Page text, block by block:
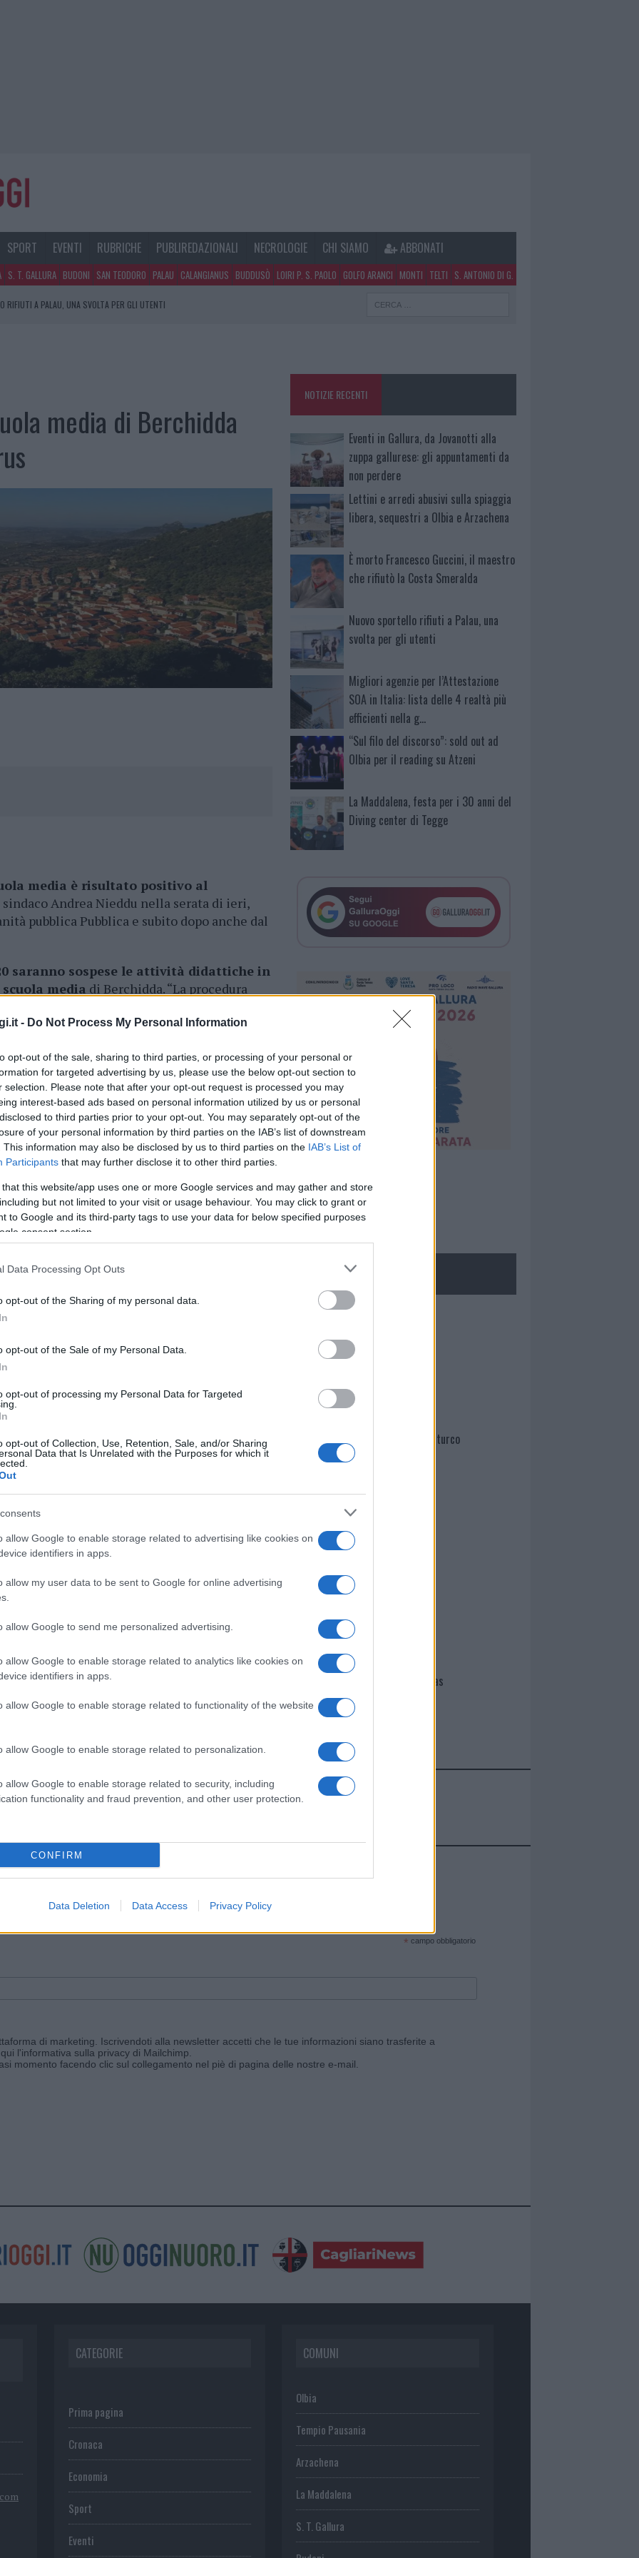
- Do Not Process My Personal Information
opt-out of the sale, sharing to third parties, or processing of your personal or
for targeted advertising by us, please use the below opt-out section to
selection. Please note that after your opt-out request is processed you may
interest-based ads based on personal information utilized by us or personal
to third parties prior to your opt-out. You may separately opt-out of the
of your personal information by third parties on the IAB’s list of downstream
This information may also be disclosed by us to third parties on the IAB’s List of
Participants that may further disclose it to other third parties.
that this website/app uses one or more Google services and may gather and store
but not limited to your visit or usage behaviour. You may click to grant or
to Google and its third-party tags to use your data for below specified purposes
consent section.
Data Processing Opt Outs
opt-out of the Sharing of my personal data.
opt-out of the Sale of my Personal Data.
opt-out of processing my Personal Data for Targeted
opt-out of Collection, Use, Retention, Sale, and/or Sharing
Data that Is Unrelated with the Purposes for which it
allow Google to enable storage related to advertising like cookies on
identifiers in apps.
allow my user data to be sent to Google for online advertising
allow Google to send me personalized advertising.
allow Google to enable storage related to analytics like cookies on
identifiers in apps.
allow Google to enable storage related to functionality of the website
allow Google to enable storage related to personalization.
allow Google to enable storage related to security, including
functionality and fraud prevention, and other user protection.
CONFIRM
Data Deletion Data Access Privacy Policy
SPORT EVENTI RUBRICHE PUBLIREDAZIONALI NECROLOGIE CHI SIAMO ABBONATI
S. T. GALLURA BUDONI SAN TEODORO PALAU CALANGIANUS BUDDUSÒ LOIRI P. S. PAOLO GOLFO ARANCI MONTI TELTI S. ANTONIO DI G.
RIFIUTI A PALAU, UNA SVOLTA PER GLI UTENTI
LIBERA, SEQUESTRI A OLBIA E ARZACHENA
CHE RIFIUTÒ LA COSTA SMERALDA
media di Berchidda
media è risultato positivo al
Andrea Nieddu nella serata di ieri,
pubblica Pubblica e subito dopo anche dal
saranno sospese le attività didattiche in
media di Berchidda. “La procedura
in contatto con il soggetto positivo nella
personale Ata e studenti, vangano
e conseguentemente possano fare gli
il primo cittadino”
nella sezioneLogindal menù del sito o
Prossimo articolo
NOTIZIE RECENTI
Eventi in Gallura, da Jovanotti alla
zuppa gallurese: gli appuntamenti da
non perdere
Lettini e arredi abusivi sulla spiaggia
libera, sequestri a Olbia e Arzachena
È morto Francesco Guccini, il maestro
che rifiutò la Costa Smeralda
Nuovo sportello rifiuti a Palau, una
svolta per gli utenti
Migliori agenzie per l’Attestazione
SOA in Italia: lista delle 4 realtà più
efficienti nella g…
“Sul filo del discorso”: sold out ad
Olbia per il reading su Atzeni
La Maddalena, festa per i 30 anni del
Diving center di Tegge
NECROLOGIE
Martina Agostina Diturco
I nostri cari
I nostri cari
Giovannimaria Cabras
Invia un Comunicato Stampa|Pubblicità|Segnala
e ricevi le nostre email periodiche contenenti le ultime notizie pubblicate sul sito web!
* campo obbligatorio
di marketing. Iscrivendoti alla newsletter accetti che le tue informazioni siano trasferite a
l'informativa sulla privacy di Mailchimp
momento facendo clic sul collegamento nel piè di pagina delle nostre e-mail.
CATEGORIE
Prima pagina
Cronaca
Economia
Sport
Eventi
COMUNI
Olbia
Tempio Pausania
Arzachena
La Maddalena
S. T. Gallura